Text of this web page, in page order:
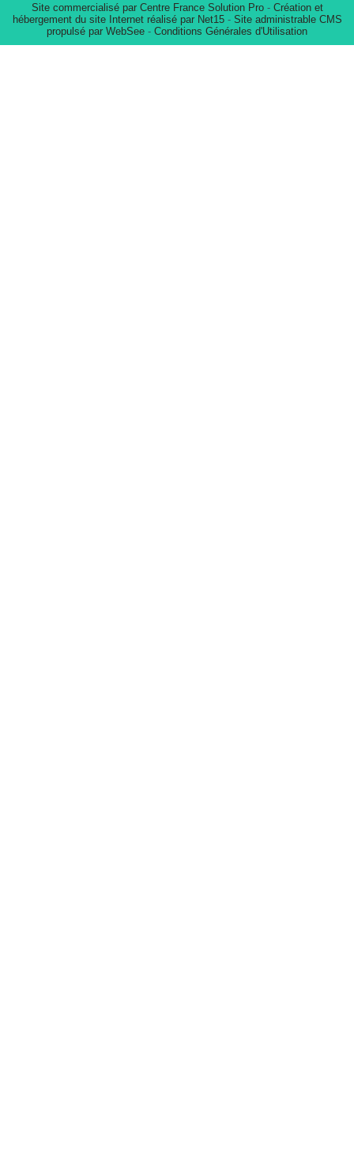
Site commercialisé par Centre France Solution Pro- Création et
hébergement du site Internet réalisé par Net15- Site administrable CMS
propulsé par WebSee - Conditions Générales d'Utilisation